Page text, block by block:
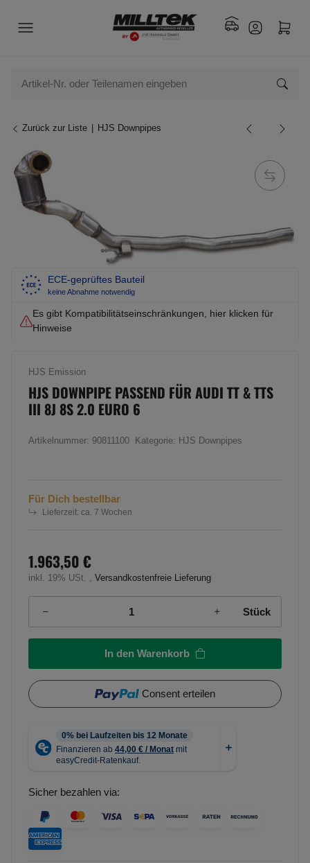
Zurück zur Liste HJS Downpipes
ECE-geprüftes Bauteil
keine Abnahme notwendig
Es gibt Kompatibilitätseinschränkungen, hier klicken für
Hinweise
HJS Emission
HJS DOWNPIPE PASSEND FÜR AUDI TT & TTS
III 8J 8S 2.0 EURO 6
Artikelnummer: 90811100 Kategorie: HJS Downpipes
Für Dich bestellbar
Lieferzeit: ca. 7 Wochen
1.963,50 €
inkl. 19% USt. , Versandkostenfreie Lieferung
Stück
In den Warenkorb
Consent erteilen
Sicher bezahlen via: